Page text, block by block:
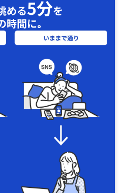
める5分を
時間に｡